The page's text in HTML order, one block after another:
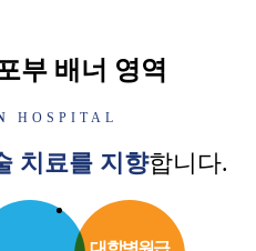
부 배너 영역
HOSPITAL
치료를 지향합니다.